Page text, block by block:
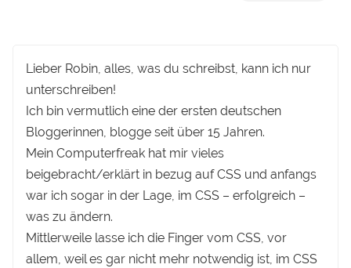
Lieber Robin, alles, was du schreibst, kann ich nur
unterschreiben!
Ich bin vermutlich eine der ersten deutschen
Bloggerinnen, blogge seit über 15 Jahren.
Mein Computerfreak hat mir vieles
beigebracht/erklärt in bezug auf CSS und anfangs
war ich sogar in der Lage, im CSS – erfolgreich –
was zu ändern.
Mittlerweile lasse ich die Finger vom CSS, vor
allem, weil es gar nicht mehr notwendig ist, im CSS